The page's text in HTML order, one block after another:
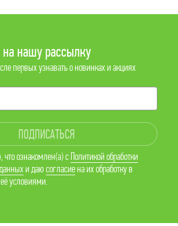
нашу рассылку
первых узнавать о новинках и акциях
ПОДПИСАТЬСЯ
ознакомлен(а) с Политикой обработки
и даю согласиена их обработку в
условиями.